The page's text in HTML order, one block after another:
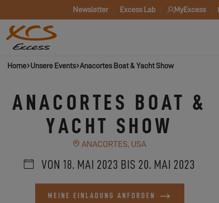
Newsletter Excess Lab MyExcess
Home Unsere Events Anacortes Boat & Yacht Show
ANACORTES BOAT &
YACHT SHOW
ANACORTES, USA
VON 18. MAI 2023 BIS 20. MAI 2023
MEINE EINLADUNG ANFORDEN